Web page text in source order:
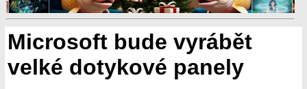
Microsoft bude vyrábět
velké dotykové panely